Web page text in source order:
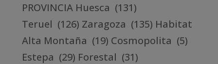
PROVINCIA Huesca (131)
Teruel (126) Zaragoza (135) Habitat
Alta Montaña (19) Cosmopolita (5)
Estepa (29) Forestal (31)